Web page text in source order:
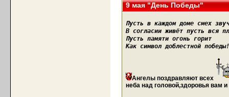
9 мая "День Победы"
Пусть в каждом доме смех
В согласии живёт пусть вся
Пусть памяти огонь горит
Как символ доблестной победы!
Ангелы поздравляют всех
неба над головой,здоровья вам